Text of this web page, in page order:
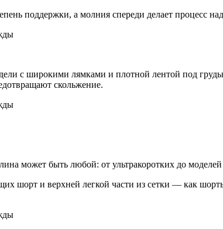
поддержки, а молния спереди делает процесс
с широкими лямками и плотной лентой под
скольжение.
может быть любой: от ультракоротких до
шорт и верхней легкой части из сетки — как